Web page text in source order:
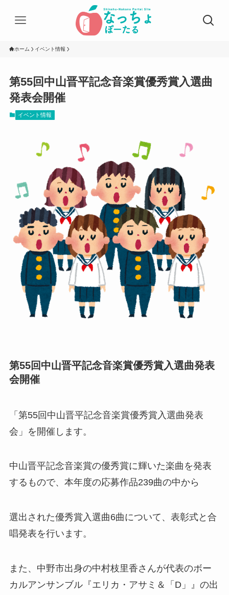
ホーム イベント情報
第55回中山晋平記念音楽賞優秀賞入選曲
発表会開催
イベント情報
第55回中山晋平記念音楽賞優秀賞入選曲発表
会開催
「第55回中山晋平記念音楽賞優秀賞入選曲発表
会」を開催します。
中山晋平記念音楽賞の優秀賞に輝いた楽曲を発表
するもので、本年度の応募作品239曲の中から
選出された優秀賞入選曲6曲について、表彰式と合
唱発表を行います。
また、中野市出身の中村枝里香さんが代表のボー
カルアンサンブル『エリカ・アサミ＆「D」』の出